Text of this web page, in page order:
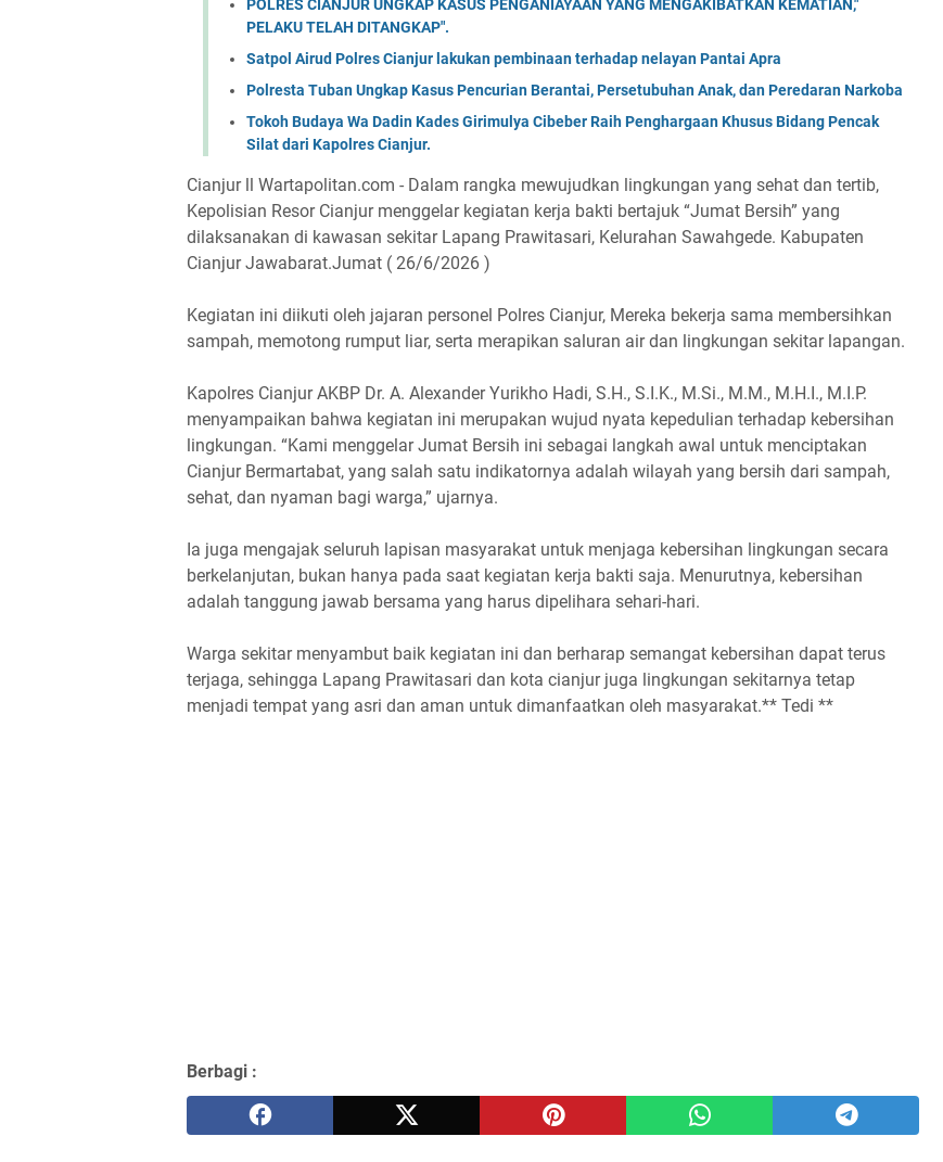
POLRES CIANJUR UNGKAP KASUS PENGANIAYAAN YANG MENGAKIBATKAN KEMATIAN,"
PELAKU TELAH DITANGKAP".
Satpol Airud Polres Cianjur lakukan pembinaan terhadap nelayan Pantai Apra
Polresta Tuban Ungkap Kasus Pencurian Berantai, Persetubuhan Anak, dan Peredaran Narkoba
Tokoh Budaya Wa Dadin Kades Girimulya Cibeber Raih Penghargaan Khusus Bidang Pencak
Silat dari Kapolres Cianjur.
Cianjur ll Wartapolitan.com - Dalam rangka mewujudkan lingkungan yang sehat dan tertib,
Kepolisian Resor Cianjur menggelar kegiatan kerja bakti bertajuk “Jumat Bersih” yang
dilaksanakan di kawasan sekitar Lapang Prawitasari, Kelurahan Sawahgede. Kabupaten
Cianjur Jawabarat.Jumat ( 26/6/2026 )
Kegiatan ini diikuti oleh jajaran personel Polres Cianjur, Mereka bekerja sama membersihkan
sampah, memotong rumput liar, serta merapikan saluran air dan lingkungan sekitar lapangan.
Kapolres Cianjur AKBP Dr. A. Alexander Yurikho Hadi, S.H., S.I.K., M.Si., M.M., M.H.I., M.I.P.
menyampaikan bahwa kegiatan ini merupakan wujud nyata kepedulian terhadap kebersihan
lingkungan. “Kami menggelar Jumat Bersih ini sebagai langkah awal untuk menciptakan
Cianjur Bermartabat, yang salah satu indikatornya adalah wilayah yang bersih dari sampah,
sehat, dan nyaman bagi warga,” ujarnya.
Ia juga mengajak seluruh lapisan masyarakat untuk menjaga kebersihan lingkungan secara
berkelanjutan, bukan hanya pada saat kegiatan kerja bakti saja. Menurutnya, kebersihan
adalah tanggung jawab bersama yang harus dipelihara sehari-hari.
Warga sekitar menyambut baik kegiatan ini dan berharap semangat kebersihan dapat terus
terjaga, sehingga Lapang Prawitasari dan kota cianjur juga lingkungan sekitarnya tetap
menjadi tempat yang asri dan aman untuk dimanfaatkan oleh masyarakat.** Tedi **
Berbagi :